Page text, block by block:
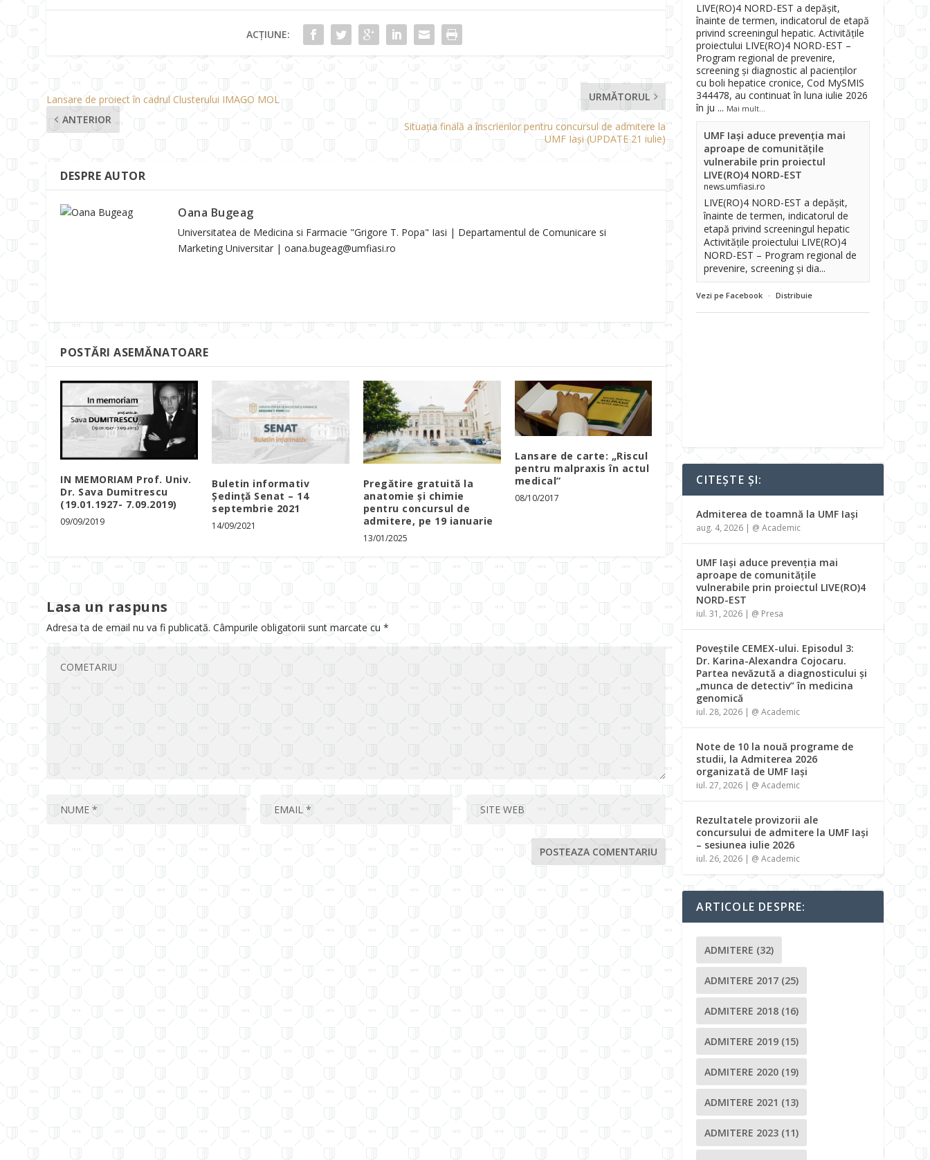
ACȚIUNE:
Lansare de proiect în cadrul Clusterului IMAGO MOL
ANTERIOR
URMĂTORUL
Situația finală a înscrierilor pentru concursul de admitere la
UMF Iași (UPDATE 21 iulie)
DESPRE AUTOR
Oana Bugeag
Universitatea de Medicina si Farmacie "Grigore T. Popa" Iasi | Departamentul de Comunicare si
Marketing Universitar | oana.bugeag@umfiasi.ro
POSTĂRI ASEMĂNATOARE
IN MEMORIAM Prof. Univ.
Dr. Sava Dumitrescu
(19.01.1927- 7.09.2019)
09/09/2019
Buletin informativ
Ședință Senat – 14
septembrie 2021
14/09/2021
Pregătire gratuită la
anatomie și chimie
pentru concursul de
admitere, pe 19 ianuarie
13/01/2025
Lansare de carte: „Riscul
pentru malpraxis în actul
medical”
08/10/2017
Lasa un raspuns
Adresa ta de email nu va fi publicată. Câmpurile obligatorii sunt marcate cu*
LIVE(RO)4 NORD-EST a depășit,
înainte de termen, indicatorul de etapă
privind screeningul hepatic. Activitățile
proiectului LIVE(RO)4 NORD-EST –
Program regional de prevenire,
screening și diagnostic al pacienților
cu boli hepatice cronice, Cod MySMIS
344478, au continuat în luna iulie 2026
în ju ... Mai mult...
UMF Iași aduce prevenția mai
aproape de comunitățile
vulnerabile prin proiectul
LIVE(RO)4 NORD-EST
news.umfiasi.ro
LIVE(RO)4 NORD-EST a depășit,
înainte de termen, indicatorul de
etapă privind screeningul hepatic
Activitățile proiectului LIVE(RO)4
NORD-EST – Program regional de
prevenire, screening și dia...
Vezi pe Facebook · Distribuie
CITEȘTE ȘI:
Admiterea de toamnă la UMF Iași
aug. 4, 2026 | @ Academic
UMF Iași aduce prevenția mai
aproape de comunitățile
vulnerabile prin proiectul LIVE(RO)4
NORD-EST
iul. 31, 2026 | @ Presa
Poveștile CEMEX-ului. Episodul 3:
Dr. Karina-Alexandra Cojocaru.
Partea nevăzută a diagnosticului și
„munca de detectiv” în medicina
genomică
iul. 28, 2026 | @ Academic
Note de 10 la nouă programe de
studii, la Admiterea 2026
organizată de UMF Iași
iul. 27, 2026 | @ Academic
Rezultatele provizorii ale
concursului de admitere la UMF Iași
– sesiunea iulie 2026
iul. 26, 2026 | @ Academic
ARTICOLE DESPRE:
ADMITERE (32)
ADMITERE 2017 (25)
ADMITERE 2018 (16)
ADMITERE 2019 (15)
ADMITERE 2020 (19)
ADMITERE 2021 (13)
ADMITERE 2023 (11)